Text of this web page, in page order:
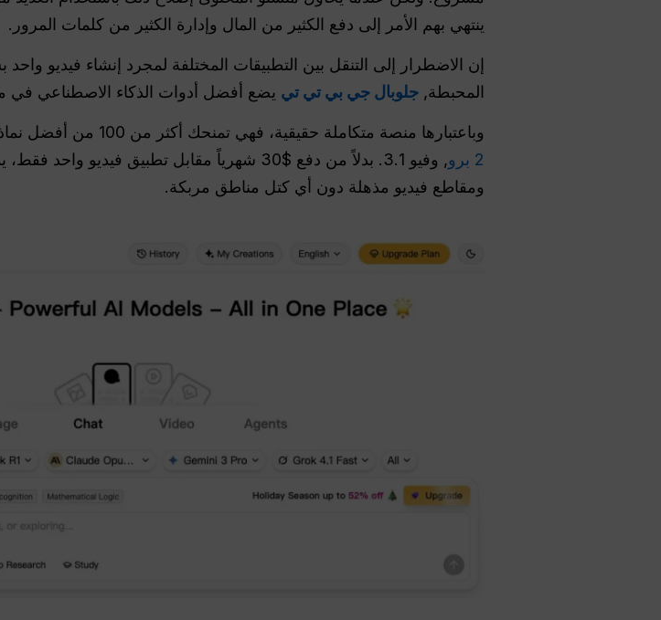
ينتهي بهم الأمر إلى دفع الكثير من المال وإدارة الكثير من كلمات المرور.
إن الاضطرار إلى التنقل بين التطبيقات المختلفة لمجرد إنشاء فيديو
المحبطة, جلوبال جي بي تي تي يضع أفضل أدوات الذكاء الاصطناعي في
وباعتبارها منصة متكاملة حقيقية، فهي تمنحك أكثر من 100 من أفضل نماذج الذكاء الاصطناعي في مكان واحد، مثل GPT-5.4,
2 برو
, وفيو 3.1. بدلاً من دفع $30 شهرياً مقابل تطبيق فيديو واحد فقط، يمكنك استخدام
ومقاطع فيديو مذهلة دون أي كتل مناطق مربكة.